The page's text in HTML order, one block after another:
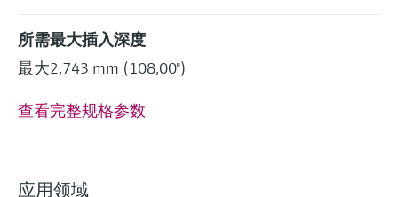
所需最大插入深度
最大2,743 mm (108,00'')
查看完整规格参数
应用领域